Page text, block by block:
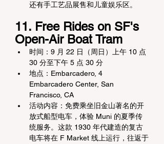
还有手工艺品展售和儿童娱乐区。
11. Free Rides on SF's
Open-Air Boat Tram
时间：9 月 22 日（周日）上午 10 点
30 分至下午 5 点 30 分
地点：Embarcadero, 4
Embarcadero Center, San
Francisco, CA
活动内容：免费乘坐旧金山著名的开
放式船型电车，体验 Muni 的夏季传
统服务。这款 1930 年代建造的复古
电车将在 F Market 线上运行，往返于